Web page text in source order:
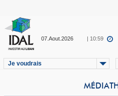
07.Aout.2026 | 10:59
Je voudrais